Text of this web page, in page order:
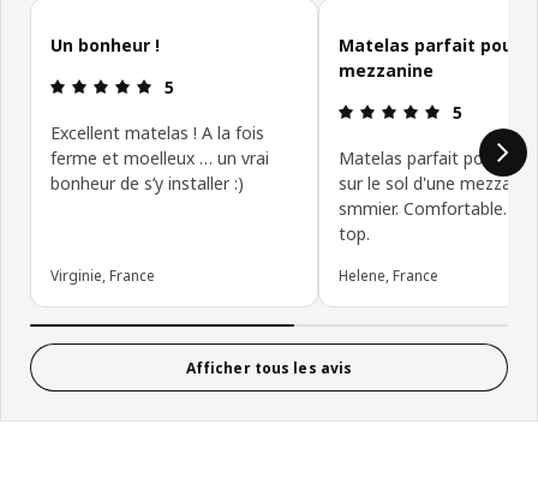
Ignorer les avis clients
Un bonheur !
Avis: 5 sur 5 étoiles
5
Excellent matelas ! A la fois
ferme et moelleux … un vrai
bonheur de s’y installer :)
Virginie, France
Matelas parfait pour
mezzanine
Avis: 5 sur
5
Matelas parfait pour
sur le sol d'une
smmier. Comfortable.
top.
Helene, France
Afficher tous les avis